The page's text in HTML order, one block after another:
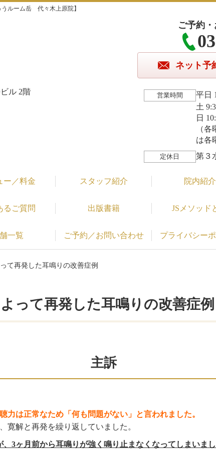
ルーム岳 代々木上原院】
ル 2階
ご予約
ネット予
営業時間
平日
土
日
（
は各
定休日 第３
ー／料金 スタッフ紹介 院内紹介
るご質問 出版書籍 JSメソッド
一覧 ご予約／お問い合わせ プライバシー
て再発した耳鳴りの改善症例
って再発した耳鳴りの改善症例
主訴
力は正常なため「何も問題がない」と言われました。
寛解と再発を繰り返していました。
3ヶ月前から耳鳴りが強く鳴り止まなくなってしまいまし